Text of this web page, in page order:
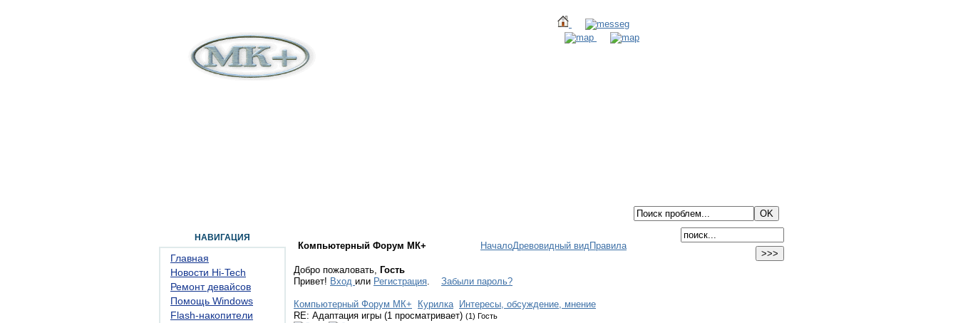
НАВИГАЦИЯ
Главная
Новости Hi-Tech
Ремонт девайсов
Помощь Windows
Flash-накопители
Компьютерный Форум МК+ НачалоДревовидный видПравила
Добро пожаловать, Гость
Привет! Вход или Регистрация. Забыли пароль?
Компьютерный Форум МК+ Курилка
Интересы, обсуждение, мнение
RE: Адаптация игры (1 просматривает) (1) Гость